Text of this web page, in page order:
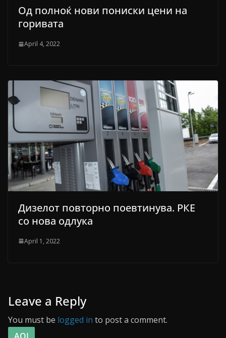
Од полноќ нови пониски цени на
горивата
April 4, 2022
Дизелот повторно поевтинува. РКЕ
со нова одлука
April 1, 2022
Leave a Reply
You must be logged in to post a comment.